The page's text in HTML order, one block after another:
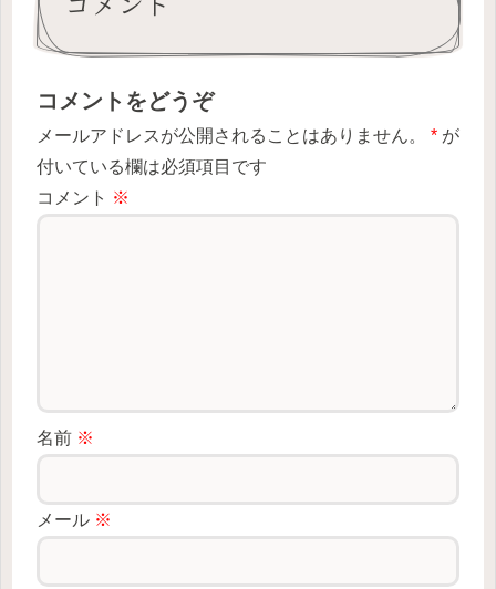
コメントをどうぞ
メールアドレスが公開されることはありません。 * が
付いている欄は必須項目です
コメント ※
名前 ※
メール ※